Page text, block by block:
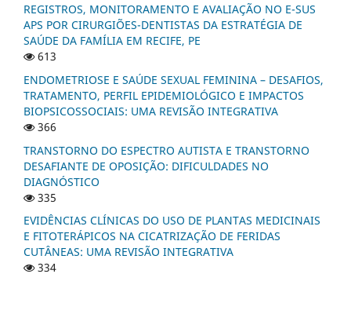
REGISTROS, MONITORAMENTO E AVALIAÇÃO NO E-SUS
APS POR CIRURGIÕES-DENTISTAS DA ESTRATÉGIA DE
SAÚDE DA FAMÍLIA EM RECIFE, PE
613
ENDOMETRIOSE E SAÚDE SEXUAL FEMININA – DESAFIOS,
TRATAMENTO, PERFIL EPIDEMIOLÓGICO E IMPACTOS
BIOPSICOSSOCIAIS: UMA REVISÃO INTEGRATIVA
366
TRANSTORNO DO ESPECTRO AUTISTA E TRANSTORNO
DESAFIANTE DE OPOSIÇÃO: DIFICULDADES NO
DIAGNÓSTICO
335
EVIDÊNCIAS CLÍNICAS DO USO DE PLANTAS MEDICINAIS
E FITOTERÁPICOS NA CICATRIZAÇÃO DE FERIDAS
CUTÂNEAS: UMA REVISÃO INTEGRATIVA
334